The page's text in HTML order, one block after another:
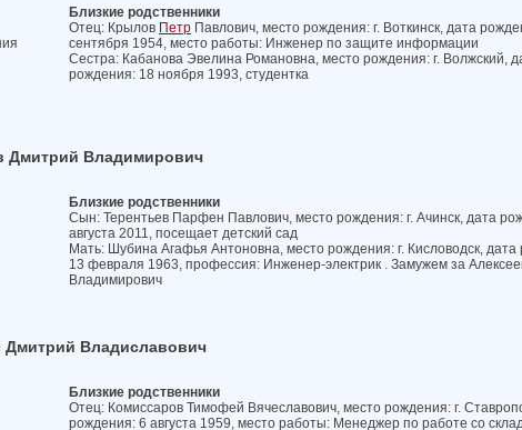
Близкие родственники
Отец: Крылов Петр Павлович, место рождения: г. Воткинск, дата
сентября 1954, место работы: Инженер по защите информации
Сестра: Кабанова Эвелина Романовна, место рождения: г. Волжский,
рождения: 18 ноября 1993, студентка
Дмитрий Владимирович
Близкие родственники
Сын: Терентьев Парфен Павлович, место рождения: г. Ачинск, дата
августа 2011, посещает детский сад
Мать: Шубина Агафья Антоновна, место рождения: г. Кисловодск,
13 февраля 1963, профессия: Инженер-электрик . Замужем за
Владимирович
Дмитрий Владиславович
Близкие родственники
Отец: Комиссаров Тимофей Вячеславович, место рождения: г.
рождения: 6 августа 1959, место работы: Менеджер по работе со